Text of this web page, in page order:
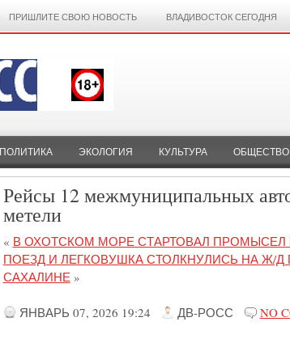
ПРИШЛИТЕ СВОЮ НОВОСТЬ ВЛАДИВОСТОК СЕГОДНЯ
ПОЛИТИКА ЭКОЛОГИЯ КУЛЬТУРА ОБЩЕСТВО
Рейсы 12 межмуниципальных
метели
« В ОХОТСКОМ МОРЕ СТАРТОВАЛ ПРОМЫСЕЛ
ПОЕЗД И ЛЕГКОВУШКА СТОЛКНУЛИСЬ НА Ж/
САХАЛИНЕ»
ЯНВАРЬ 07, 2026 19:24 ДВ-РОСС NO